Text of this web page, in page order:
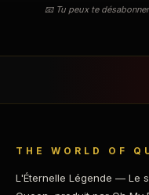
📧 Tu peux te
THE WORLD OF
L'Éternelle Légende — Le